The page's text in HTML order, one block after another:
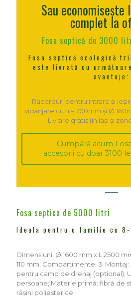
Sau economisește
complet la
Fosa septică de 3000
Fosa septică ecologică
este livrată cu
avantaje:
Racorduri pentru intrare și
vidanjare cu h = 700mm și Ø
Livrare gratis (în Iași și
Cumpără acum
accesorii cu doar 3100
Fosa septica de 5000 litri
Ideala pentru o familie cu 8-
Dimensiuni: Ø 1600 mm x L 2500
110 mm; Compartimente: 3;
pentru camp de drenaj (opțional);
persoane; Materie primă: fibră de
rășini poliesterice